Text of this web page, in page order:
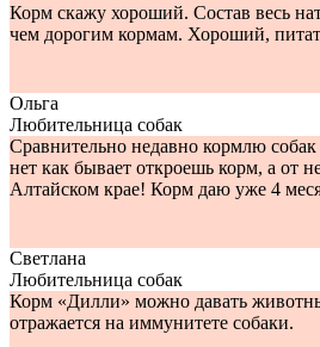
Корм скажу хороший. Состав весь
чем дорогим кормам. Хороший,
Ольга
Любительница собак
Сравнительно недавно кормлю
нет как бывает откроешь корм, а от
Алтайском крае! Корм даю уже 4
Светлана
Любительница собак
Корм «Дилли» можно давать
отражается на иммунитете собаки.